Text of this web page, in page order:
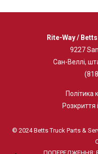
Rite-Way /
9227
Сан-Веллі,
Політика
Розкриття
© 2024 Betts Truck Parts &